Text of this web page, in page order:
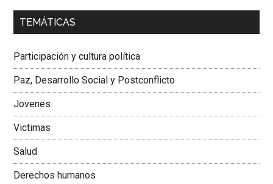
00:00 01:04
Dra. Carolina Corcho Mejía,Presidenta Corporación
Colombiana
TEMÁTICAS
Participación y cultura política
Paz, Desarrollo Social y Postconflicto
Jovenes
Victimas
Salud
Derechos humanos